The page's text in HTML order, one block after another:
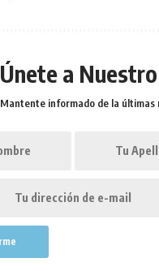
Únete a
Mantente informado de la últimas